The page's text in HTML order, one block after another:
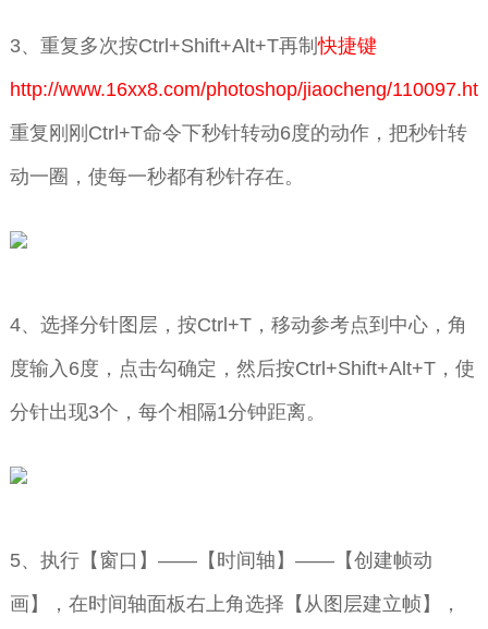
3、重复多次按Ctrl+Shift+Alt+T再制快捷键
http://www.16xx8.com/photoshop/jiaocheng/
重复刚刚Ctrl+T命令下秒针转动6度的动作，把秒针转
动一圈，使每一秒都有秒针存在。
4、选择分针图层，按Ctrl+T，移动参考点到中心，角
度输入6度，点击勾确定，然后按Ctrl+Shift+Alt+T，使
分针出现3个，每个相隔1分钟距离。
5、执行【窗口】——【时间轴】——【创建帧动
画】，在时间轴面板右上角选择【从图层建立帧】，